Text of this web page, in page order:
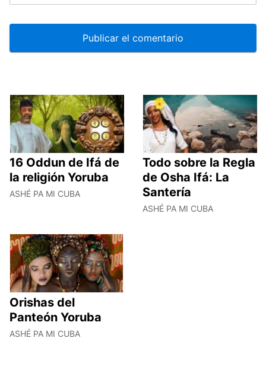
16 Oddun de Ifá de
la religión Yoruba
ASHÉ PA MI CUBA
Todo sobre la Regla
de Osha Ifá: La
Santería
ASHÉ PA MI CUBA
Orishas del
Panteón Yoruba
ASHÉ PA MI CUBA